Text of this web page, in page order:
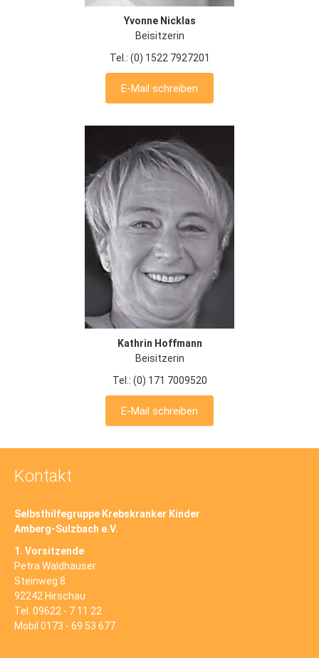
Yvonne Nicklas
Beisitzerin
Tel.: (0) 1522 7927201
E-Mail schreiben
Kathrin Hoffmann
Beisitzerin
Tel.: (0) 171 7009520
E-Mail schreiben
Kontakt
Selbsthilfegruppe Krebskranker Kinder
Amberg-Sulzbach e.V.
1. Vorsitzende
Petra Waldhauser
Steinweg 8
92242 Hirschau
Tel. 09622 - 7 11 22
Mobil 0173 - 69 53 677